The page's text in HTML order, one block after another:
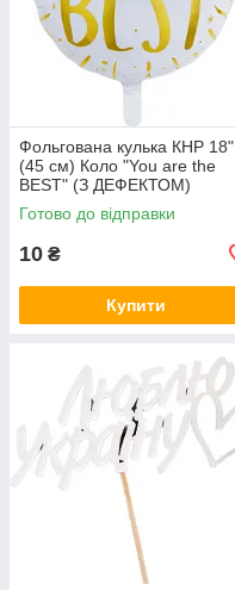
Фольгована кулька КНР 18"
(45 см) Коло "You are the
BEST" (З ДЕФЕКТОМ)
Готово до відправки
10 ₴
Купити